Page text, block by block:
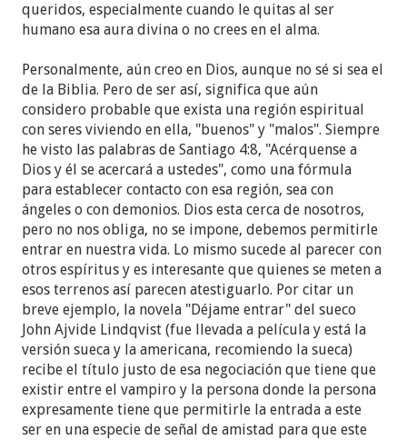
queridos, especialmente cuando le quitas al ser
humano esa aura divina o no crees en el alma.
Personalmente, aún creo en Dios, aunque no sé si sea el
de la Biblia. Pero de ser así, significa que aún
considero probable que exista una región espiritual
con seres viviendo en ella, "buenos" y "malos". Siempre
he visto las palabras de Santiago 4:8, "Acérquense a
Dios y él se acercará a ustedes", como una fórmula
para establecer contacto con esa región, sea con
ángeles o con demonios. Dios esta cerca de nosotros,
pero no nos obliga, no se impone, debemos permitirle
entrar en nuestra vida. Lo mismo sucede al parecer con
otros espíritus y es interesante que quienes se meten a
esos terrenos así parecen atestiguarlo. Por citar un
breve ejemplo, la novela "Déjame entrar" del sueco
John Ajvide Lindqvist (fue llevada a película y está la
versión sueca y la americana, recomiendo la sueca)
recibe el título justo de esa negociación que tiene que
existir entre el vampiro y la persona donde la persona
expresamente tiene que permitirle la entrada a este
ser en una especie de señal de amistad para que este